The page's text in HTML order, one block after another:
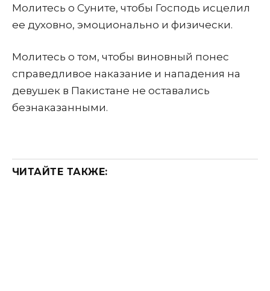
Молитесь о Суните, чтобы Господь исцелил
ее духовно, эмоционально и физически.
Молитесь о том, чтобы виновный понес
справедливое наказание и нападения на
девушек в Пакистане не оставались
безнаказанными.
ЧИТАЙТЕ ТАКЖЕ: